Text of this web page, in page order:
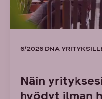
6/2026 DNA
Näin
hyödyt ilman